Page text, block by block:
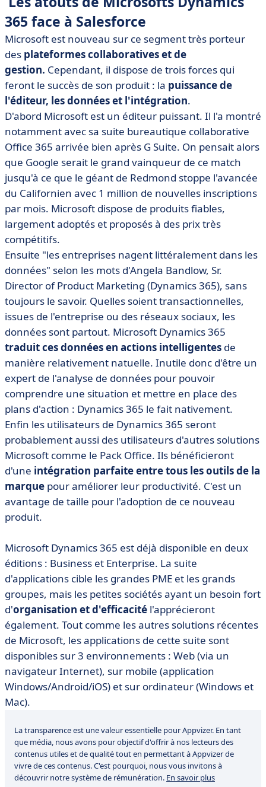
365 face à Salesforce
Microsoft est nouveau sur ce segment très porteur
des plateformes collaboratives et de
gestion. Cependant, il dispose de trois forces qui
feront le succès de son produit : la puissance de
l'éditeur, les données et l'intégration.
D'abord Microsoft est un éditeur puissant. Il l'a montré
notamment avec sa suite bureautique collaborative
Office 365 arrivée bien après G Suite. On pensait alors
que Google serait le grand vainqueur de ce match
jusqu'à ce que le géant de Redmond stoppe l'avancée
du Californien avec 1 million de nouvelles inscriptions
par mois. Microsoft dispose de produits fiables,
largement adoptés et proposés à des prix très
compétitifs.
Ensuite "les entreprises nagent littéralement dans les
données" selon les mots d'Angela Bandlow, Sr.
Director of Product Marketing (Dynamics 365), sans
toujours le savoir. Quelles soient transactionnelles,
issues de l'entreprise ou des réseaux sociaux, les
données sont partout. Microsoft Dynamics 365
traduit ces données en actions intelligentes de
manière relativement natuelle. Inutile donc d'être un
expert de l'analyse de données pour pouvoir
comprendre une situation et mettre en place des
plans d'action : Dynamics 365 le fait nativement.
Enfin les utilisateurs de Dynamics 365 seront
probablement aussi des utilisateurs d'autres solutions
Microsoft comme le Pack Office. Ils bénéficieront
d'une intégration parfaite entre tous les outils de la
marque pour améliorer leur productivité. C'est un
avantage de taille pour l'adoption de ce nouveau
produit.
Microsoft Dynamics 365 est déjà disponible en deux
éditions : Business et Enterprise. La suite
d'applications cible les grandes PME et les grands
groupes, mais les petites sociétés ayant un besoin fort
d'organisation et d'efficacité l'apprécieront
également. Tout comme les autres solutions récentes
de Microsoft, les applications de cette suite sont
disponibles sur 3 environnements : Web (via un
navigateur Internet), sur mobile (application
Windows/Android/iOS) et sur ordinateur (Windows et
Mac).
La transparence est une valeur essentielle pour Appvizer. En tant
que média, nous avons pour objectif d'offrir à nos lecteurs des
contenus utiles et de qualité tout en permettant à Appvizer de
vivre de ces contenus. C'est pourquoi, nous vous invitons à
découvrir notre système de rémunération. En savoir plus